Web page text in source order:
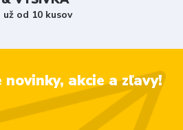
od 10 kusov
akcie a zľavy!